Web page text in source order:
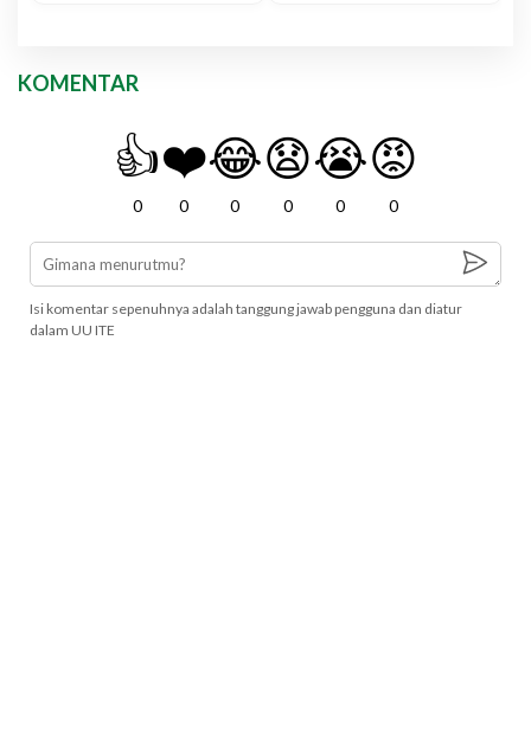
KOMENTAR
👍
0
❤️
0
😂
0
😧
0
😭
0
😡
0
Isi komentar sepenuhnya adalah tanggung jawab pengguna dan diatur
dalam UU ITE